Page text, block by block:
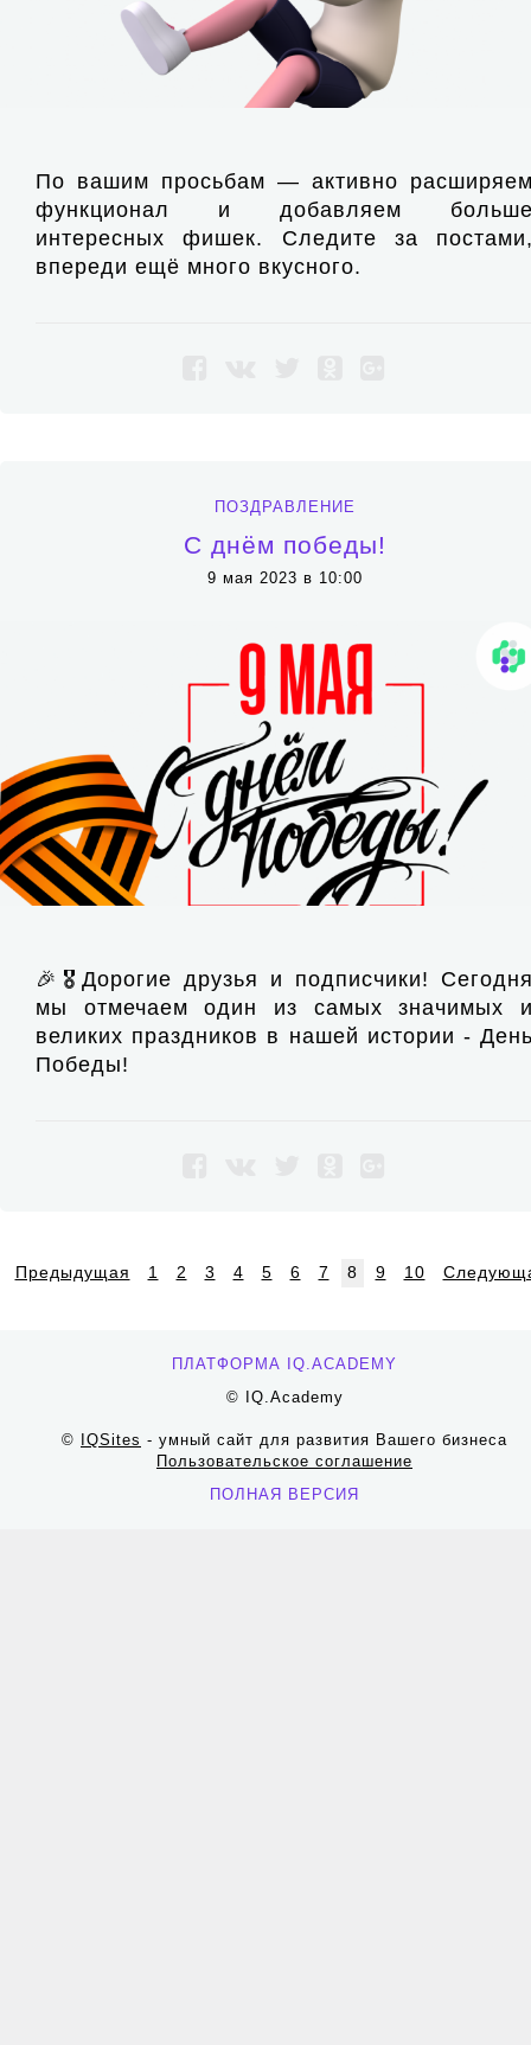
По вашим просьбам — активно
функционал и добавляем
интересных фишек. Следите за
впереди ещё много вкусного.
ПОЗДРАВЛЕНИЕ
С днём победы!
9 мая 2023 в 10:00
🎉🎖Дорогие друзья и подписчики!
мы отмечаем один из самых значимых
великих праздников в нашей истории -
Победы!
Предыдущая 1 2 3 4 5 6 7 8 9 10
ПЛАТФОРМА IQ.ACADEMY
© IQ.Academy
© IQSites - умный сайт для развития Вашего бизнеса
Пользовательское соглашение
ПОЛНАЯ ВЕРСИЯ